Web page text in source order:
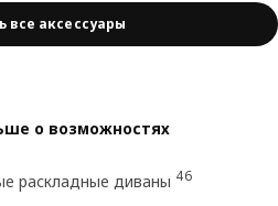
все аксессуары
о возможностях
раскладные диваны 46